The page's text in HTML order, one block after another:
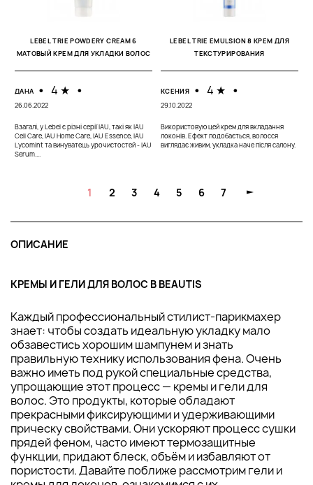
LEBEL TRIE POWDERY CREAM 6
МАТОВЫЙ КРЕМ ДЛЯ УКЛАДКИ ВОЛОС
ДАНА • 4 ★ •
26.06.2022
Взагалі, у Lebel є різні серії IAU, такі як IAU
Cell Care, IAU Home Care, IAU Essence, IAU
Lycomint та винуватець урочистостей - IAU
Serum....
LEBEL TRIE EMULSION 8 КРЕМ ДЛЯ
ТЕКСТУРИРОВАНИЯ
КСЕНИЯ • 4 ★ •
29.10.2022
Використовую цей крем для вкладання
локонів. Ефект подобається, волосся
виглядає живим, укладка наче після салону.
1 2 3 4 5 6 7
ОПИСАНИЕ
КРЕМЫ И ГЕЛИ ДЛЯ ВОЛОС В BEAUTIS
Каждый профессиональный стилист-парикмахер
знает: чтобы создать идеальную укладку мало
обзавестись хорошим шампунем и знать
правильную технику использования фена. Очень
важно иметь под рукой специальные средства,
упрощающие этот процесс — кремы и гели для
волос. Это продукты, которые обладают
прекрасными фиксирующими и удерживающими
прическу свойствами. Они ускоряют процесс сушки
прядей феном, часто имеют термозащитные
функции, придают блеск, объём и избавляют от
пористости. Давайте поближе рассмотрим гели и